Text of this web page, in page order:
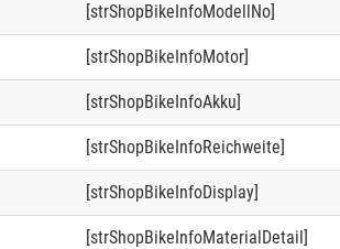
[strShopBikeInfoModellNo]
[strShopBikeInfoMotor]
[strShopBikeInfoAkku]
[strShopBikeInfoReichweite]
[strShopBikeInfoDisplay]
[strShopBikeInfoMaterialDetail]